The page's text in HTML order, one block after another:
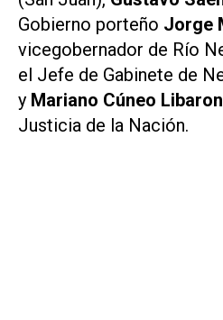
Gobierno porteño Jorge
vicegobernador de Río
el Jefe de Gabinete de
y Mariano Cúneo
Justicia de la Nación.